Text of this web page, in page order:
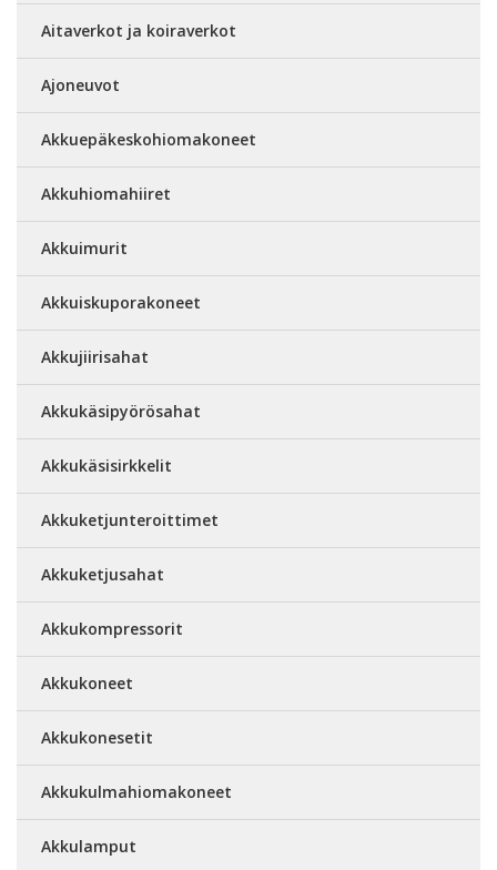
Aitaverkot ja koiraverkot
Ajoneuvot
Akkuepäkeskohiomakoneet
Akkuhiomahiiret
Akkuimurit
Akkuiskuporakoneet
Akkujiirisahat
Akkukäsipyörösahat
Akkukäsisirkkelit
Akkuketjunteroittimet
Akkuketjusahat
Akkukompressorit
Akkukoneet
Akkukonesetit
Akkukulmahiomakoneet
Akkulamput